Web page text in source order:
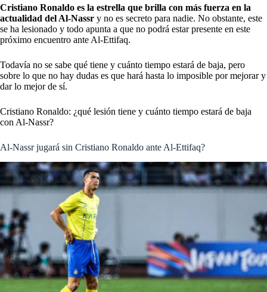
Cristiano Ronaldo es la estrella que brilla con más fuerza en la
actualidad del Al-Nassr y no es secreto para nadie. No obstante, este
se ha lesionado y todo apunta a que no podrá estar presente en este
próximo encuentro ante Al-Ettifaq.
Todavía no se sabe qué tiene y cuánto tiempo estará de baja, pero
sobre lo que no hay dudas es que hará hasta lo imposible por mejorar y
dar lo mejor de sí.
Cristiano Ronaldo: ¿qué lesión tiene y cuánto tiempo estará de baja
con Al-Nassr?
Al-Nassr jugará sin Cristiano Ronaldo ante Al-Ettifaq?